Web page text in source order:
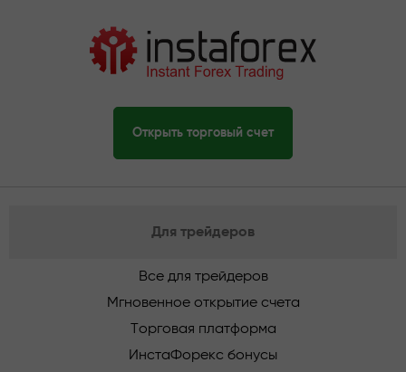
Открыть торговый счет
Для трейдеров
Все для трейдеров
Мгновенное открытие счета
Торговая платформа
ИнстаФорекс бонусы